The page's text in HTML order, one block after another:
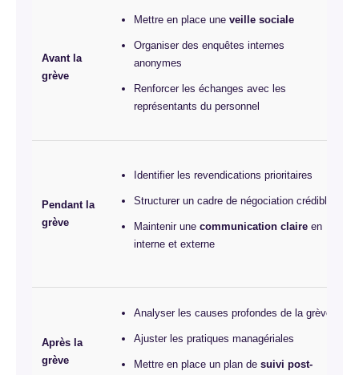
Avant la
grève
Mettre en place une veille sociale
Organiser des enquêtes internes
anonymes
Renforcer les échanges avec les
représentants du personnel
Pendant la
grève
Identifier les revendications prioritaires
Structurer un cadre de négociation crédible
Maintenir une communication claire en
interne et externe
Après la
grève
Analyser les causes profondes de la grève
Ajuster les pratiques managériales
Mettre en place un plan de suivi post-